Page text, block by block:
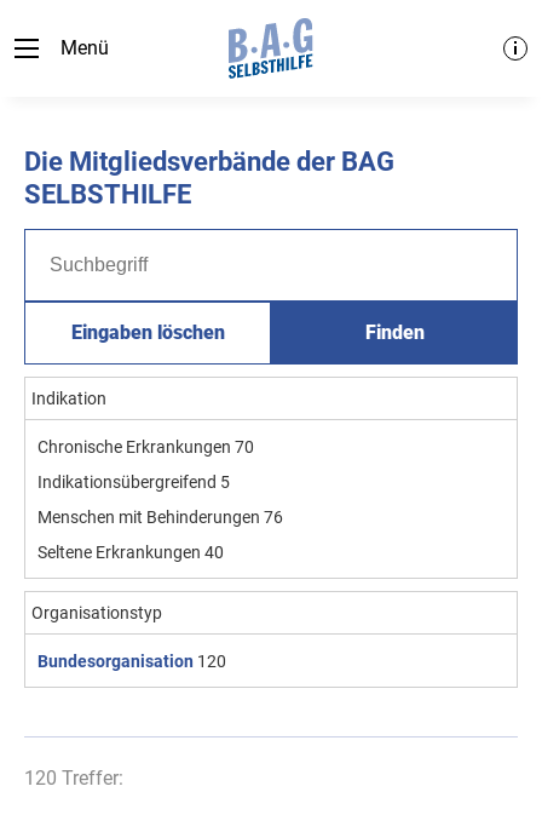
Menü
Die Mitgliedsverbände der BAG
SELBSTHILFE
Eingaben löschen Finden
Indikation
Chronische Erkrankungen 70
Indikationsübergreifend 5
Menschen mit Behinderungen 76
Seltene Erkrankungen 40
Organisationstyp
Bundesorganisation 120
120 Treffer: